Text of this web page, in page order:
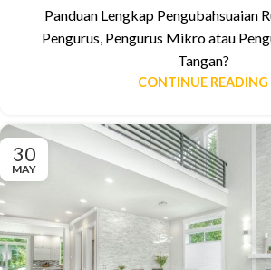
Panduan Lengkap Pengubahsuaian
Pengurus, Pengurus Mikro atau
Tangan?
CONTINUE READING
30
MAY